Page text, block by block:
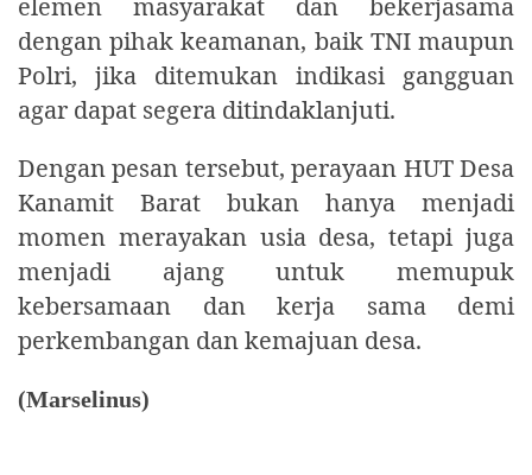
dengan pihak keamanan, baik TNI maupun
Polri, jika ditemukan indikasi gangguan
agar dapat segera ditindaklanjuti.
Dengan pesan tersebut, perayaan HUT Desa
Kanamit Barat bukan hanya menjadi
momen merayakan usia desa, tetapi juga
menjadi ajang untuk memupuk
kebersamaan dan kerja sama demi
perkembangan dan kemajuan desa.
(Marselinus)